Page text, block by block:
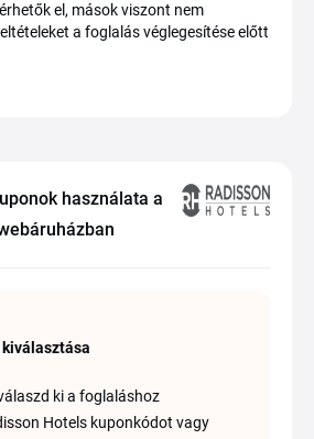
el, mások viszont nem
a foglalás véglegesítése előtt
használata a
kiválasztása
ki a foglaláshoz
Hotels kuponkódot vagy